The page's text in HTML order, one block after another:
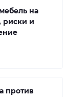
на
и
против